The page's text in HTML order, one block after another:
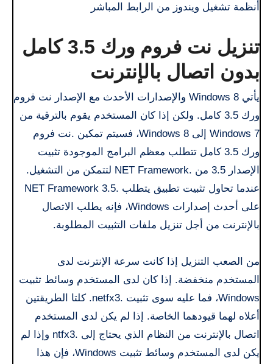
أنظمة تشغيل ويندوز من الرابط المباشر
تنزيل نت فروم ورك 3.5 كامل
بدون اتصال بالإنترنت
يأتي Windows 8 والإصدارات الأحدث مع الإصدار نت فروم
ورك 3.5 كامل. ولكن إذا كان المستخدم يقوم بالترقية من
Windows 7 إلى Windows 8، فسيتم تمكين .نت فروم
ورك 3.5 كامل تتطلب معظم البرامج الموجودة تثبيت
الإصدار 3.5 من .NET Framework لتتمكن من التشغيل.
عندما تحاول تثبيت تطبيق يتطلب .NET Framework 3.5
على أحدث إصدارات Windows، فإنه يطلب الاتصال
بالإنترنت من أجل تنزيل ملفات التثبيت المطلوبة.
من الصعب التنزيل إذا كانت سرعة الإنترنت لدى
المستخدم منخفضة. إذا كان لدى المستخدم وسائط تثبيت
Windows، فما عليه سوى تثبيت .netfx3. كلتا الطريقتين
أعلاه لهما قيودهما الخاصة. إذا لم يكن لدى المستخدم
اتصال بالإنترنت من النظام الذي يحتاج إلى .ntfx3 وإذا لم
يكن لدى المستخدم وسائط تثبيت Windows، فإن هذا